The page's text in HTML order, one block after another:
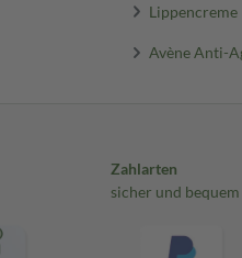
Lippencreme
Avène Anti-
Zahlarten
sicher und bequem